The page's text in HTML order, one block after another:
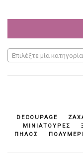
Επιλέξτε μία κατηγορία
DECOUPAGE
ΜΙΝΙΑΤΟΎΡΕΣ
ΠΗΛΌΣ